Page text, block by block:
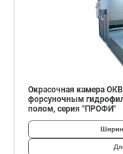
Окрасочная камера
форсуночным
полом, серия "ПРОФИ"